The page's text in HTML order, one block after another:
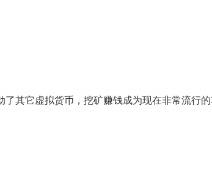
其它虚拟货币，挖矿赚钱成为现在非常流行的